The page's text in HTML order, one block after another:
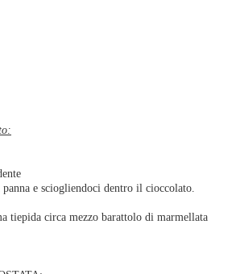
e sciogliendoci dentro il cioccolato.
tiepida circa mezzo barattolo di marmellata